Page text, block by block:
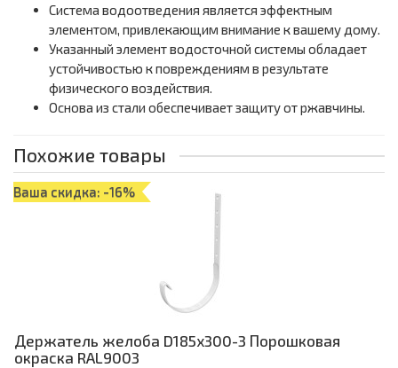
Система водоотведения является эффектным
элементом, привлекающим внимание к вашему дому.
Указанный элемент водосточной системы обладает
устойчивостью к повреждениям в результате
физического воздействия.
Основа из стали обеспечивает защиту от ржавчины.
Похожие товары
Ваша скидка: -16%
Держатель желоба D185х300-3 Порошковая
окраска RAL9003